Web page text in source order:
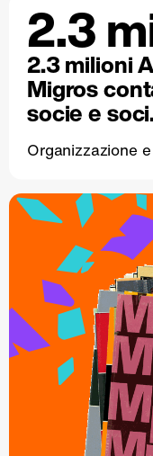
2.3
2.3 milioni
Migros
socie e
Organizzazione